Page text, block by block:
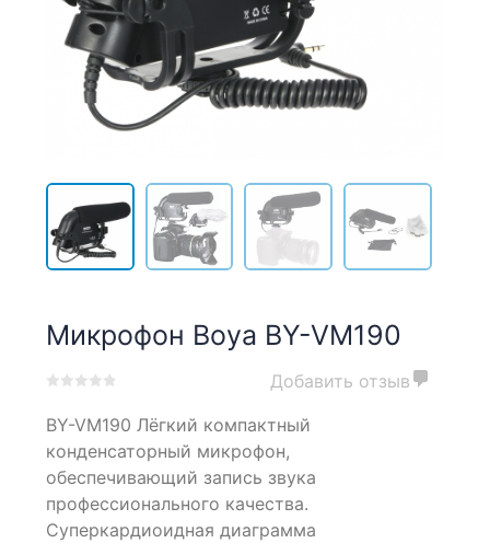
Микрофон Boya BY-VM190
out
based
on
customer
ratings
Добавить отзыв
BY-VM190 Лёгкий компактный
конденсаторный микрофон,
обеспечивающий запись звука
профессионального качества.
Суперкардиоидная диаграмма